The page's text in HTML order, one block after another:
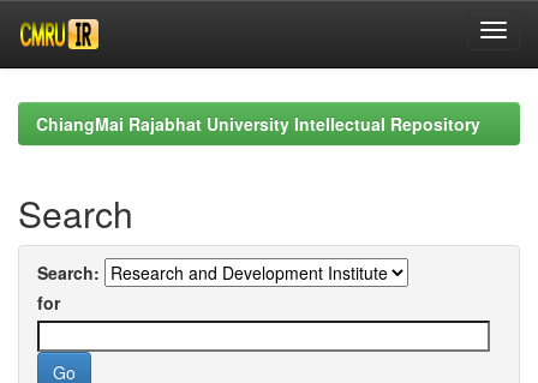
navigationChiangMai Rajabhat University Intellectual Repository
Search
Search:
for